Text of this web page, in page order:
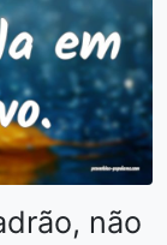
não